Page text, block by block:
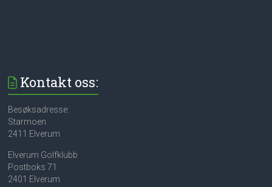
Kontakt oss:
Besøksadresse:
Starmoen
2411 Elverum
Elverum Golfklubb
Postboks 71
2401 Elverum